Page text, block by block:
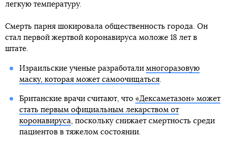
легкую температуру.
Смерть парня шокировала общественность города. Он
стал первой жертвой коронавируса моложе 18 лет в
штате.
Израильские ученые разработали многоразовую
маску, которая может самоочищаться.
Британские врачи считают, что «Дексаметазон» может
стать первым официальным лекарством от
коронавируса, поскольку снижает смертность среди
пациентов в тяжелом состоянии.